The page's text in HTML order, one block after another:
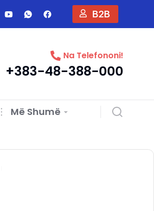
B2B
Na Telefononi!
+383-48-388-000
Më Shumë